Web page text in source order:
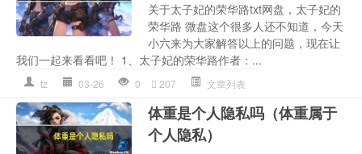
关于太子妃的荣华路txt网盘，太子妃的
荣华路 微盘这个很多人还不知道，今天
小六来为大家解答以上的问题，现在让
我们一起来看看吧！ 1、太子妃的荣华路作者：...
tz 03-26 0 207 文章列表
体重是个人隐私吗（体重属于
个人隐私）